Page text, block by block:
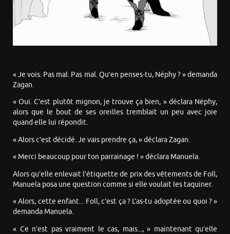
« Je vois. Pas mal. Pas mal. Qu’en penses-tu, Néphy ? » demanda
Zagan.
« Oui. C’est plutôt mignon, je trouve ça bien, » déclara Néphy,
alors que le bout de ses oreilles tremblait un peu avec joie
quand elle lui répondit.
« Alors c’est décidé. Je vais prendre ça, » déclara Zagan.
« Merci beaucoup pour ton parrainage ! » déclara Manuela.
Alors qu’elle enlevait l’étiquette de prix des vêtements de Foll,
Manuela posa une question comme si elle voulait les taquiner.
« Alors, cette enfant... Foll, c’est ça ? L’as-tu adoptée ou quoi ? »
demanda Manuela.
« Ce n’est pas vraiment le cas, mais..., » maintenant qu’elle